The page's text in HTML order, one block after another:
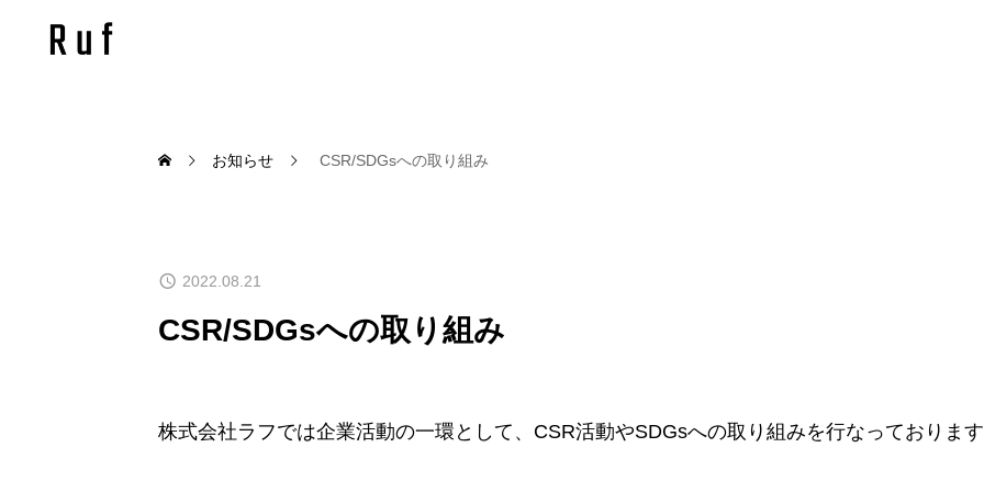
お知らせ CSR/SDGsへの取り組み
2022.08.21
CSR/SDGsへの取り組み
株式会社ラフでは企業活動の一環として、CSR活動やSDGsへの取り組みを行なっておりま